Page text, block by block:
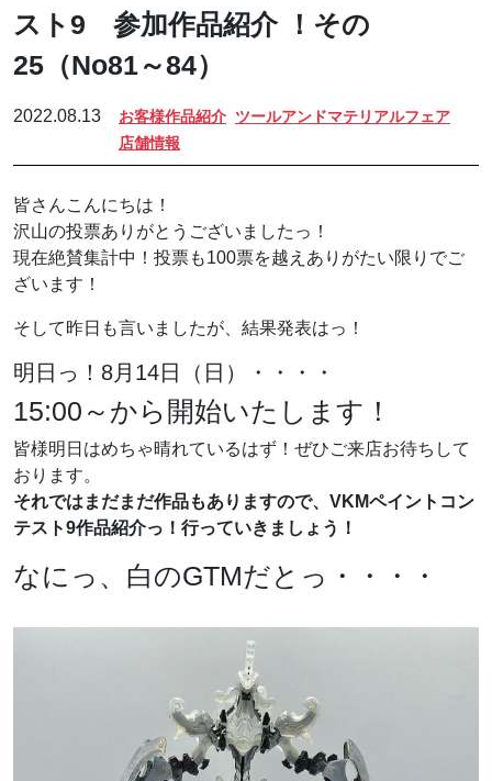
スト9 参加作品紹介 ！その
25（No81～84）
2022.08.13 お客様作品紹介 ツールアンドマテリアルフェア
店舗情報
皆さんこんにちは！
沢山の投票ありがとうございましたっ！
現在絶賛集計中！投票も100票を越えありがたい限りでご
ざいます！
そして昨日も言いましたが、結果発表はっ！
明日っ！8月14日（日）・・・・
15:00～から開始いたします！
皆様明日はめちゃ晴れているはず！ぜひご来店お待ちして
おります。
それではまだまだ作品もありますので、VKMペイントコン
テスト9作品紹介っ！行っていきましょう！
なにっ、白のGTMだとっ・・・・